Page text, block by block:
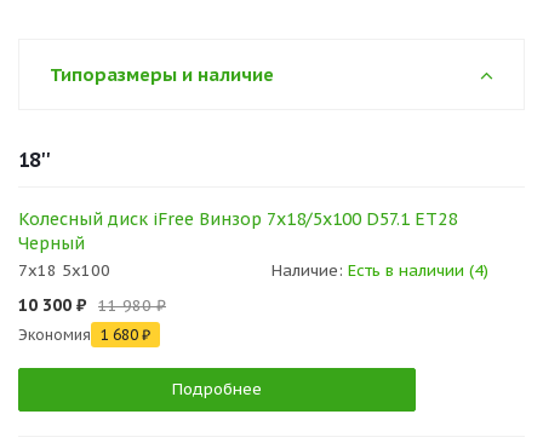
Типоразмеры и наличие
18''
Колесный диск iFree Винзор 7x18/5x100 D57.1 ET28
Черный
7x18 5x100 Наличие: Есть в наличии (4)
10 300 ₽ 11 980 ₽
Экономия 1 680 ₽
Подробнее